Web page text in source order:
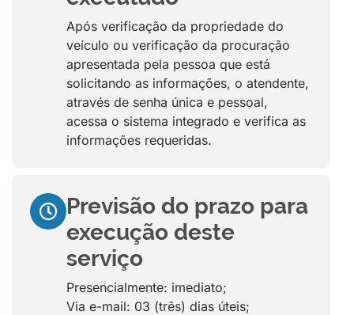
Após verificação da propriedade do
veículo ou verificação da procuração
apresentada pela pessoa que está
solicitando as informações, o atendente,
através de senha única e pessoal,
acessa o sistema integrado e verifica as
informações requeridas.
Previsão do prazo para
execução deste
serviço
Presencialmente: imediato;
Via e-mail: 03 (três) dias úteis;